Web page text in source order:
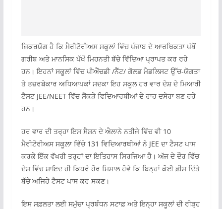
ਜ਼ਿਕਰਯੋਗ ਹੈ ਕਿ ਮੈਰੀਟੋਰੀਅਸ ਸਕੂਲਾਂ ਵਿੱਚ ਪੰਜਾਬ ਦੇ ਆਰਥਿਕਤਾ ਪੱਖੋਂ
ਗਰੀਬ ਅਤੇ ਮਾਨਸਿਕ ਪੱਖੋਂ ਮਿਹਨਤੀ ਬੱਚੇ ਵਿੱਦਿਆ ਪ੍ਰਾਪਤ ਕਰ ਰਹੇ
ਹਨ। ਇਹਨਾਂ ਸਕੂਲਾਂ ਵਿੱਚ ਪੀਐੱਚਡੀ /ਨੈੱਟ/ ਗੋਲਡ ਮੈਡਲਿਸਟ ਉੱਚ-ਯੋਗਤਾ
ਤੇ ਤਜ਼ਰਬੇਕਾਰ ਅਧਿਆਪਕਾਂ ਸਦਕਾ ਇਹ ਸਕੂਲ ਹਰ ਵਾਰ ਦੇਸ਼ ਦੇ ਮਿਆਰੀ
ਟੈਸਟ JEE/NEET ਵਿੱਚ ਸੈਂਕੜੇ ਵਿਦਿਆਰਥੀਆਂ ਦੇ ਰਾਹ ਦਸੇਰਾ ਬਣ ਰਹੇ
ਹਨ।
ਹਰ ਵਾਰ ਦੀ ਤਰ੍ਹਾ ਇਸ ਸੈਸ਼ਨ ਦੇ ਐਲਾਨੇ ਨਤੀਜੇ ਵਿੱਚ ਵੀ 10
ਮੈਰੀਟੋਰੀਅਸ ਸਕੂਲ਼ਾ ਵਿੱਚੋ 131 ਵਿਦਿਆਰਥੀਆਂ ਨੇ JEE ਦਾ ਟੈਸਟ ਪਾਸ
ਕਰਕੇ ਇੱਕ ਵੱਖਰੀ ਤਰ੍ਹਾਂ ਦਾ ਇਤਿਹਾਸ ਸਿਰਜਿਆ ਹੈ। ਅੱਜ ਦੇ ਦੌਰ ਵਿੱਚ
ਦੇਸ਼ ਵਿੱਚ ਸ਼ਾਇਦ ਹੀ ਕਿਧਰੇ ਹੋਰ ਮਿਸਾਲ ਹੋਵੇ ਕਿ ਬਿਨ੍ਹਾਂ ਕੋਈ ਫ਼ੀਸ ਦਿੱਤੇ
ਬੱਚੇ ਅਜਿਹੇ ਟੈਸਟ ਪਾਸ ਕਰ ਸਕਣ।
ਇਸ ਸਫ਼ਲਤਾ ਲਈ ਸਮੁੱਚਾ ਪ੍ਰਬੰਧਨ ਸਟਾਫ਼ ਅਤੇ ਇਨ੍ਹਾ ਸਕੂਲਾਂ ਦੀ ਰੀੜ੍ਹ